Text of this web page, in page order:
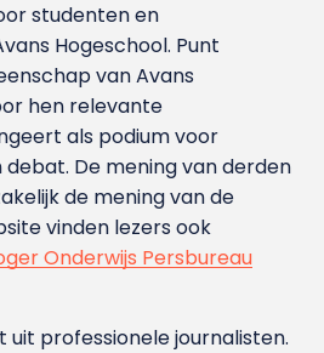
studenten en
Hoge­school. Punt
van Avans
hen relevante
als podium voor
De mening van derden
de mening van de
vinden lezers ook
Onderwijs Persbureau
professionele journalisten.